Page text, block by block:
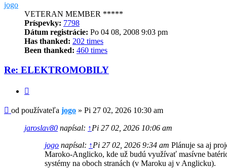
jogo
VETERAN MEMBER *****
Príspevky: 7798
Dátum registrácie: Po 04 08, 2008 9:03 pm
Has thanked: 202 times
Been thanked: 460 times
Re: ELEKTROMOBILY
Príspevok
od používateľa jogo » Pi 27 02, 2026 10:30 am
jaroslav80 napísal: ↑Pi 27 02, 2026 10:06 am
jogo napísal: ↑Pi 27 02, 2026 9:34 am Plánuje sa aj
Maroko-Anglicko, kde už budú využívať masívne
systémy na oboch stranách (v Maroku aj v Anglicku).